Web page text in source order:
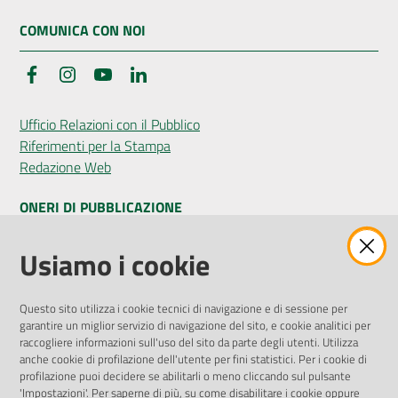
Seguici
COMUNICA CON NOI
FacebookInstagramYouTube
Ufficio Relazioni con il Pubblico
Riferimenti per la Stampa
Redazione Web
ONERI DI PUBBLICAZIONE
Amministrazione Trasparente
Pubblicità legale
Privacy Policy
Attuazione Misure PNRR
Liste di Attesa
Usiamo i cookie
Questo sito utilizza i cookie tecnici di navigazione e di sessione per
garantire un miglior servizio di navigazione del sito, e cookie analitici per
raccogliere informazioni sull'uso del sito da parte degli utenti. Utilizza
anche cookie di profilazione dell'utente per fini statistici. Per i cookie di
profilazione puoi decidere se abilitarli o meno cliccando sul pulsante
'Impostazioni'. Per saperne di più, su come disabilitare i cookie oppure